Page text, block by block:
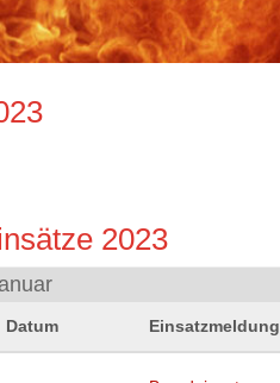
2023
Datum Einsatzmeldung